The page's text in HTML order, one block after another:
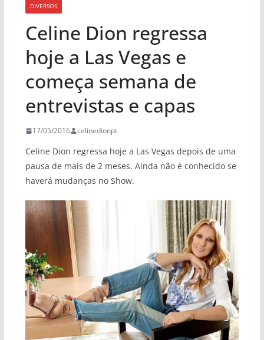
DIVERSOS
Celine Dion regressa
hoje a Las Vegas e
começa semana de
entrevistas e capas
17/05/2016 celinedionpt
Celine Dion regressa hoje a Las Vegas depois de uma
pausa de mais de 2 meses. Ainda não é conhecido se
haverá mudanças no Show.